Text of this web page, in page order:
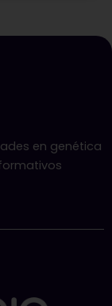
en genética